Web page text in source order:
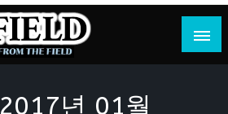
2017년 01월